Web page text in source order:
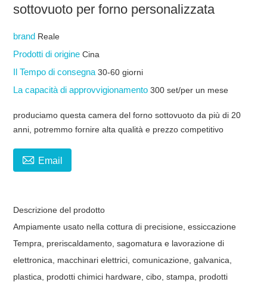
sottovuoto per forno personalizzata
brand Reale
Prodotti di origineCina
Il Tempo di consegna30-60 giorni
La capacità di approvvigionamento300 set/per un mese
produciamo questa camera del forno sottovuoto da più di 20
anni, potremmo fornire alta qualità e prezzo competitivo
 Email
Descrizione del prodotto
Ampiamente usato nella cottura di precisione, essiccazione
Tempra, preriscaldamento, sagomatura e lavorazione di
elettronica, macchinari elettrici, comunicazione, galvanica,
plastica, prodotti chimici hardware, cibo, stampa, prodotti